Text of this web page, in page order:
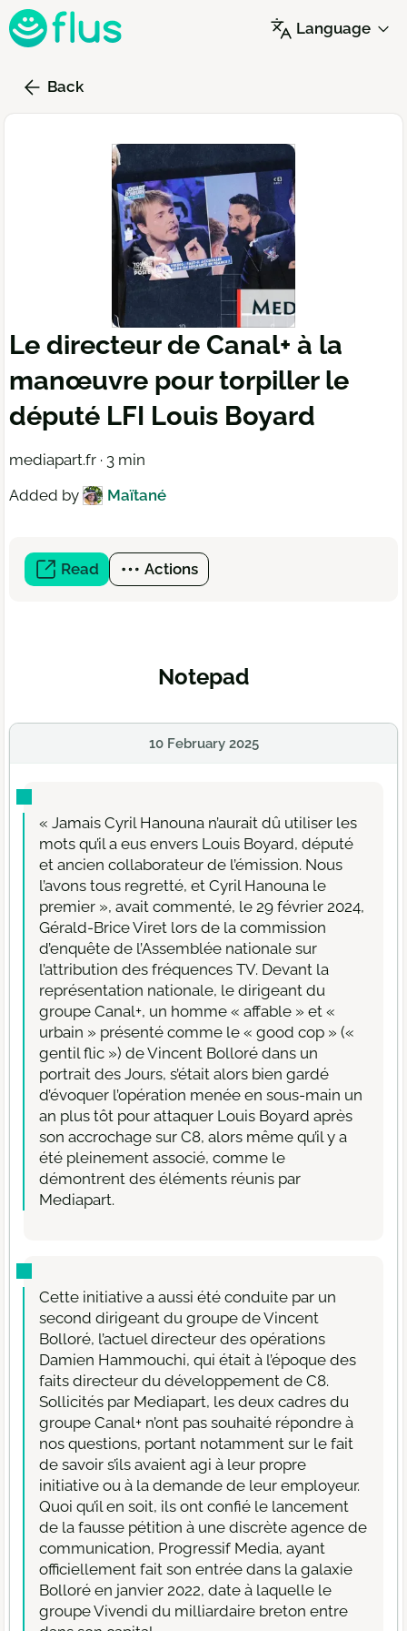
Skip
to
content
Language
Back
Le directeur de Canal+ à la
manœuvre pour torpiller le
député LFI Louis Boyard
mediapart.fr · 3 min
Added by
Maïtané
Read (open
a
Actions
Notepad
10 February 2025
« Jamais Cyril Hanouna n’aurait dû utiliser les
mots qu’il a eus envers Louis Boyard, député
et ancien collaborateur de l’émission. Nous
l’avons tous regretté, et Cyril Hanouna le
premier », avait commenté, le 29 février 2024,
Gérald-Brice Viret lors de la commission
d’enquête de l’Assemblée nationale sur
l’attribution des fréquences TV. Devant la
représentation nationale, le dirigeant du
groupe Canal+, un homme « affable » et «
urbain » présenté comme le « good cop » («
gentil flic ») de Vincent Bolloré dans un
portrait des Jours, s’était alors bien gardé
d’évoquer l’opération menée en sous-main un
an plus tôt pour attaquer Louis Boyard après
son accrochage sur C8, alors même qu’il y a
été pleinement associé, comme le
démontrent des éléments réunis par
Mediapart.
Cette initiative a aussi été conduite par un
second dirigeant du groupe de Vincent
Bolloré, l’actuel directeur des opérations
Damien Hammouchi, qui était à l’époque des
faits directeur du développement de C8.
Sollicités par Mediapart, les deux cadres du
groupe Canal+ n’ont pas souhaité répondre à
nos questions, portant notamment sur le fait
de savoir s’ils avaient agi à leur propre
initiative ou à la demande de leur employeur.
Quoi qu’il en soit, ils ont confié le lancement
de la fausse pétition à une discrète agence de
communication, Progressif Media, ayant
officiellement fait son entrée dans la galaxie
Bolloré en janvier 2022, date à laquelle le
groupe Vivendi du milliardaire breton entre